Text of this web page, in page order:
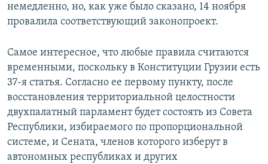
немедленно, но, как уже было сказано, 14 ноября
провалила соответствующий законопроект.
Самое интересное, что любые правила считаются
временными, поскольку в Конституции Грузии есть
37-я статья. Согласно ее первому пункту, после
восстановления территориальной целостности
двухпалатный парламент будет состоять из Совета
Республики, избираемого по пропорциональной
системе, и Сената, членов которого изберут в
автономных республиках и других